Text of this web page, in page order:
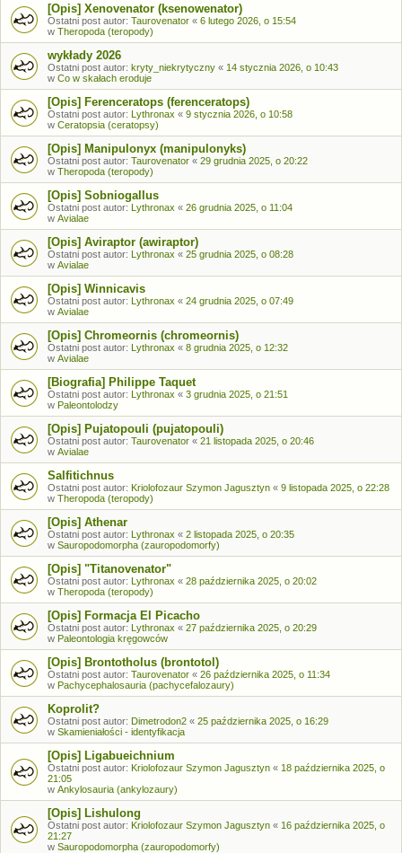
[Opis] Xenovenator (ksenowenator)
Ostatni post autor: Taurovenator « 6 lutego 2026, o 15:54
w Theropoda (teropody)
wykłady 2026
Ostatni post autor: kryty_niekrytyczny « 14 stycznia 2026, o 10:43
w Co w skałach eroduje
[Opis] Ferenceratops (ferenceratops)
Ostatni post autor: Lythronax « 9 stycznia 2026, o 10:58
w Ceratopsia (ceratopsy)
[Opis] Manipulonyx (manipulonyks)
Ostatni post autor: Taurovenator « 29 grudnia 2025, o 20:22
w Theropoda (teropody)
[Opis] Sobniogallus
Ostatni post autor: Lythronax « 26 grudnia 2025, o 11:04
w Avialae
[Opis] Aviraptor (awiraptor)
Ostatni post autor: Lythronax « 25 grudnia 2025, o 08:28
w Avialae
[Opis] Winnicavis
Ostatni post autor: Lythronax « 24 grudnia 2025, o 07:49
w Avialae
[Opis] Chromeornis (chromeornis)
Ostatni post autor: Lythronax « 8 grudnia 2025, o 12:32
w Avialae
[Biografia] Philippe Taquet
Ostatni post autor: Lythronax « 3 grudnia 2025, o 21:51
w Paleontolodzy
[Opis] Pujatopouli (pujatopouli)
Ostatni post autor: Taurovenator « 21 listopada 2025, o 20:46
w Avialae
Salfitichnus
Ostatni post autor: Kriolofozaur Szymon Jagusztyn « 9 listopada 2025, o 22:28
w Theropoda (teropody)
[Opis] Athenar
Ostatni post autor: Lythronax « 2 listopada 2025, o 20:35
w Sauropodomorpha (zauropodomorfy)
[Opis] "Titanovenator"
Ostatni post autor: Lythronax « 28 października 2025, o 20:02
w Theropoda (teropody)
[Opis] Formacja El Picacho
Ostatni post autor: Lythronax « 27 października 2025, o 20:29
w Paleontologia kręgowców
[Opis] Brontotholus (brontotol)
Ostatni post autor: Taurovenator « 26 października 2025, o 11:34
w Pachycephalosauria (pachycefalozaury)
Koprolit?
Ostatni post autor: Dimetrodon2 « 25 października 2025, o 16:29
w Skamieniałości - identyfikacja
[Opis] Ligabueichnium
Ostatni post autor: Kriolofozaur Szymon Jagusztyn « 18 października 2025, o
21:05
w Ankylosauria (ankylozaury)
[Opis] Lishulong
Ostatni post autor: Kriolofozaur Szymon Jagusztyn « 16 października 2025, o
21:27
w Sauropodomorpha (zauropodomorfy)